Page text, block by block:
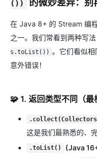
())
的微妙差异：别
在 Java 8+ 的 Stream 编
之一。我们常看到两种写法
s.toList()) 。它们看似
意外错误！
🧩 1. 返回类型不同（最
这是我们最熟悉的、
.toList() (Java